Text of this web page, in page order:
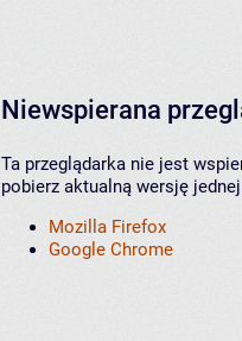
Niewspierana
Ta przeglądarka nie jest
pobierz aktualną wersję
Mozilla Firefox
Google Chrome